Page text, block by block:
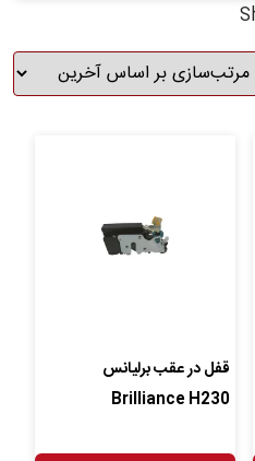
قفل در عقب برلیانس
Brilliance H230